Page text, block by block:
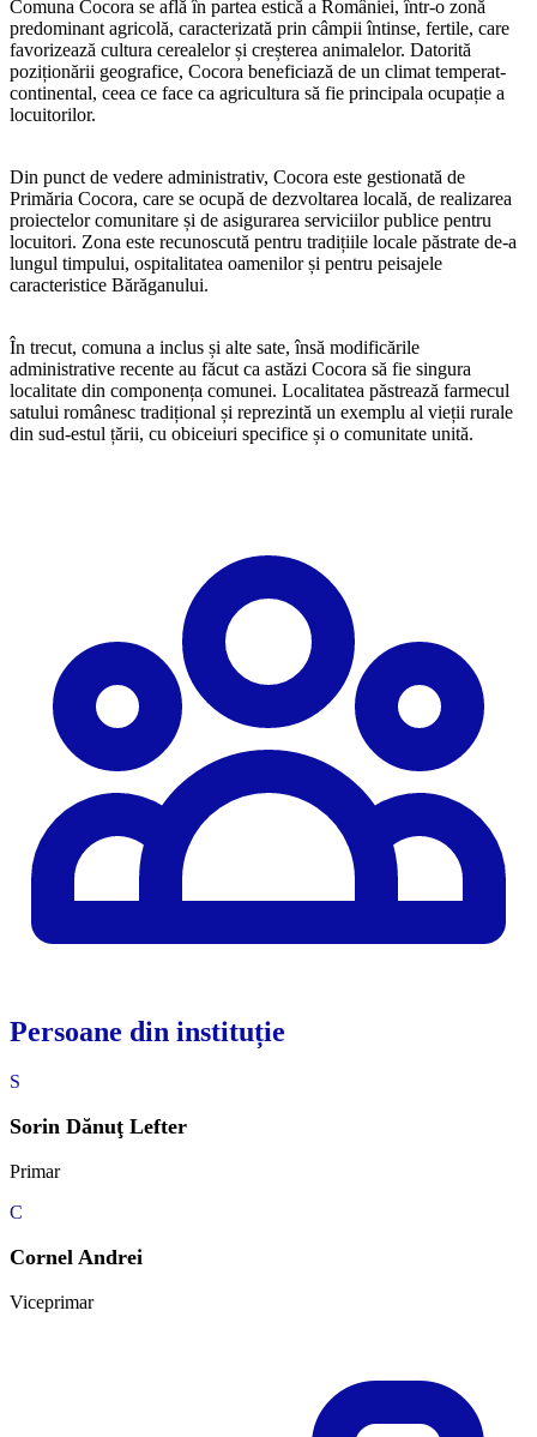
Comuna Cocora se află în partea estică a României, într-o zonă
predominant agricolă, caracterizată prin câmpii întinse, fertile, care
favorizează cultura cerealelor și creșterea animalelor. Datorită
poziționării geografice, Cocora beneficiază de un climat temperat-
continental, ceea ce face ca agricultura să fie principala ocupație a
locuitorilor.
Din punct de vedere administrativ, Cocora este gestionată de
Primăria Cocora, care se ocupă de dezvoltarea locală, de realizarea
proiectelor comunitare și de asigurarea serviciilor publice pentru
locuitori. Zona este recunoscută pentru tradițiile locale păstrate de-a
lungul timpului, ospitalitatea oamenilor și pentru peisajele
caracteristice Bărăganului.
În trecut, comuna a inclus și alte sate, însă modificările
administrative recente au făcut ca astăzi Cocora să fie singura
localitate din componența comunei. Localitatea păstrează farmecul
satului românesc tradițional și reprezintă un exemplu al vieții rurale
din sud-estul țării, cu obiceiuri specifice și o comunitate unită.
Persoane din instituție
S
Sorin Dănuţ Lefter
Primar
C
Cornel Andrei
Viceprimar